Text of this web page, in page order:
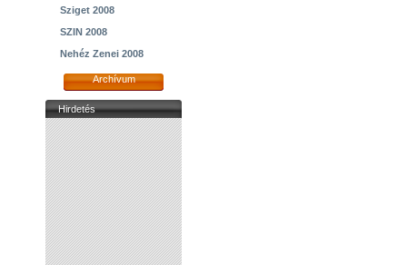
Sziget 2008
SZIN 2008
Nehéz Zenei 2008
Archívum
Hirdetés